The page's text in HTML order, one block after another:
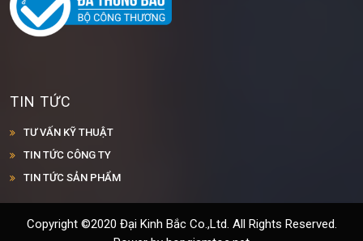
TIN TỨC
TƯ VẤN KỸ THUẬT
TIN TỨC CÔNG TY
TIN TỨC SẢN PHẨM
Copyright ©2020 Đại Kinh Bắc Co.,Ltd. All Rights Reserved.